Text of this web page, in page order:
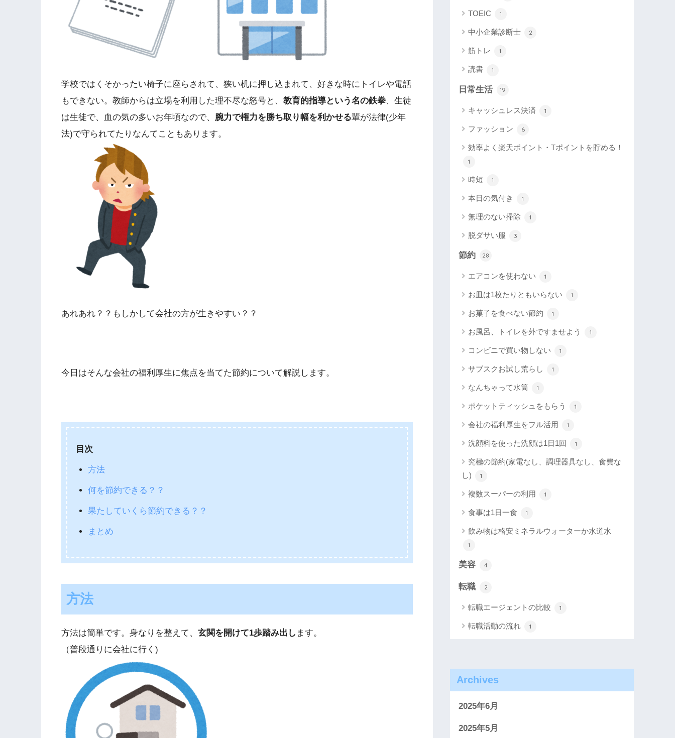
学校ではくそかったい椅子に座らされて、狭い机に押し込まれて、好きな時にトイレや電話
もできない。教師からは立場を利用した理不尽な怒号と、 教育的指導という名の鉄拳、生徒
は生徒で、血の気の多いお年頃なので、 腕力で権力を勝ち取り幅を利かせる輩が法律(少年
法)で守られてたりなんてこともあります。
あれあれ？？もしかして会社の方が生きやすい？？
今日はそんな会社の福利厚生に焦点を当てた節約について解説します。
目次
方法
何を節約できる？？
果たしていくら節約できる？？
まとめ
方法
方法は簡単です。身なりを整えて、 玄関を開けて1歩踏み出し ます。
（普段通りに会社に行く)
TOEIC 1
中小企業診断士 2
筋トレ 1
読書 1
日常生活 19
キャッシュレス決済 1
ファッション 6
効率よく楽天ポイント・Tポイントを貯める！
1
時短 1
本日の気付き 1
無理のない掃除 1
脱ダサい服 3
節約 28
エアコンを使わない 1
お皿は1枚たりともいらない 1
お菓子を食べない節約 1
お風呂、トイレを外ですませよう 1
コンビニで買い物しない 1
サブスクお試し荒らし 1
なんちゃって水筒 1
ポケットティッシュをもらう 1
会社の福利厚生をフル活用 1
洗顔料を使った洗顔は1日1回 1
究極の節約(家電なし、調理器具なし、食費な
し)
1
複数スーパーの利用 1
食事は1日一食 1
飲み物は格安ミネラルウォーターか水道水
1
美容 4
転職 2
転職エージェントの比較 1
転職活動の流れ 1
Archives
2025年6月
2025年5月